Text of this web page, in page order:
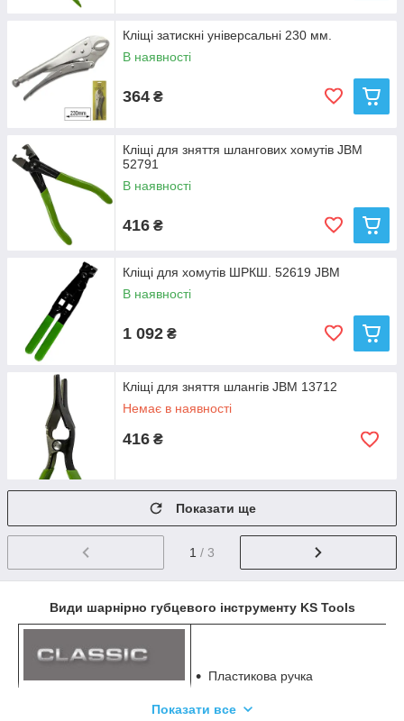
Кліщі затискні універсальні 230 мм.
В наявності
364 ₴
Кліщі для зняття шлангових хомутів JBM
52791
В наявності
416 ₴
Кліщі для хомутів ШРКШ. 52619 JBM
В наявності
1 092 ₴
Кліщі для зняття шлангів JBM 13712
Немає в наявності
416 ₴
Показати ще
1 / 3
Види шарнірно губцевого інструменту KS Tools
Пластикова ручка
Показати все